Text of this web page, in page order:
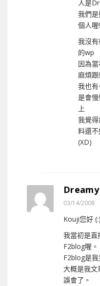
人是
我們
個人喔
我沒
的wp
因為
麻煩
我也
是會
上
我覺
料還
(XD)
Dreamy
03/14/2008
Kouji您好
我當初是直
F2blog喔。
F2blog是我
大概是我文
誤會了。